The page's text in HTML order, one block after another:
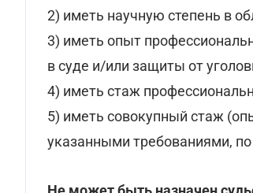
2) иметь научную степень в
3) иметь опыт
в суде и/или защиты от
4) иметь стаж
5) иметь совокупный стаж
указанными требованиями,